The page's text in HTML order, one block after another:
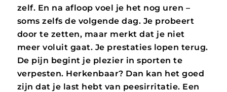
zelf. En na afloop voel je het nog uren –
soms zelfs de volgende dag. Je probeert
door te zetten, maar merkt dat je niet
meer voluit gaat. Je prestaties lopen terug.
De pijn begint je plezier in sporten te
verpesten. Herkenbaar? Dan kan het goed
zijn dat je last hebt van peesirritatie. Een